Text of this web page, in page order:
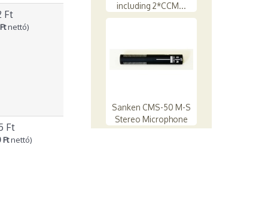
Ft
nettó)
Ft
Ftnettó)
including 2*CCM...
Sanken CMS-50 M-S
Stereo Microphone